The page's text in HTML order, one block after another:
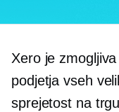
Xero je
podjetja vseh
sprejetost na